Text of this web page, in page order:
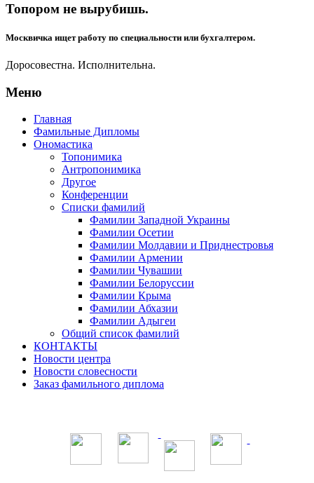
Топором не вырубишь.
Москвичка ищет работу по специальности или бухгалтером.
Доросовестна. Исполнительна.
Меню
Главная
Фамильные Дипломы
Ономастика
Топонимика
Антропонимика
Другое
Конференции
Списки фамилий
Фамилии Западной Украины
Фамилии Осетии
Фамилии Молдавии и Приднестровья
Фамилии Армении
Фамилии Чувашии
Фамилии Белоруссии
Фамилии Крыма
Фамилии Абхазии
Фамилии Адыгеи
Общий список фамилий
КОНТАКТЫ
Новости центра
Новости словесности
Заказ фамильного диплома